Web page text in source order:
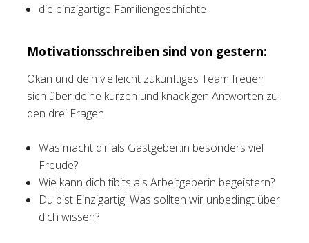
die einzigartige Familiengeschichte
Motivationsschreiben sind von gestern:
Okan und dein vielleicht zukünftiges Team freuen
sich über deine kurzen und knackigen Antworten zu
den drei Fragen
Was macht dir als Gastgeber:in besonders viel
Freude?
Wie kann dich tibits als Arbeitgeberin begeistern?
Du bist Einzigartig! Was sollten wir unbedingt über
dich wissen?